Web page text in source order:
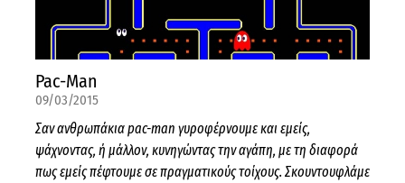
Pac-Man
09/03/2015
Σαν ανθρωπάκια pac-man γυροφέρνουμε και εμείς,
ψάχνοντας, ή μάλλον, κυνηγώντας την αγάπη, με τη διαφορά
πως εμείς πέφτουμε σε πραγματικούς τοίχους. Σκουντουφλάμε